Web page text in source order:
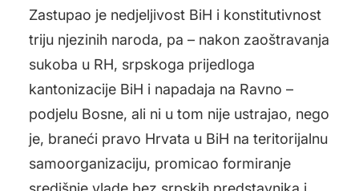
Zastupao je nedjeljivost BiH i konstitutivnost
triju njezinih naroda, pa – nakon zaoštravanja
sukoba u RH, srpskoga prijedloga
kantonizacije BiH i napadaja na Ravno –
podjelu Bosne, ali ni u tom nije ustrajao, nego
je, braneći pravo Hrvata u BiH na teritorijalnu
samoorganizaciju, promicao formiranje